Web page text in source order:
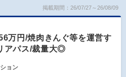
掲載期間：26/07/27～26/08/09
万円/焼肉きんぐ等を運営す
アパス/裁量大◎
ョン